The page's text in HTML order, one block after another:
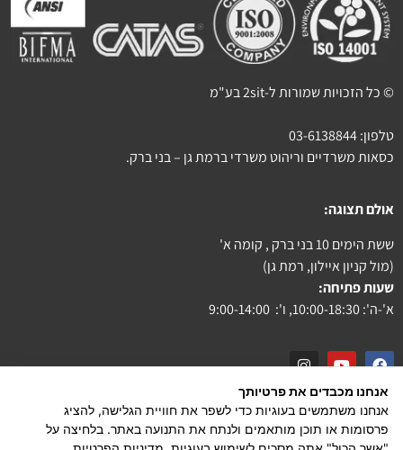
© כל הזכויות שמורות ל-2sit בע"מ
טלפון:03-6138844
כסאות משרדיים וריהוט משרדי ברמת גן – בני ברק.
אולם תצוגה:
ששת הימים 10 בני ברק , קומה א'
(מול קניון איילון, רמת גן)
שעות פתיחה:
א'-ה': 10:00-18:30, ו': 9:00-14:00
צור קשר
הצהרת נגישות
אנחנו מכבדים את פרטיותך
אנחנו משתמשים בעוגיות כדי לשפר את חוויית הגלישה, להציג
פרסומות או תוכן מותאמים ולנתח את התנועה באתר. בלחיצה על